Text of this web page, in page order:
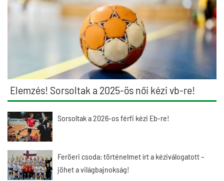
Elemzés! Sorsoltak a 2025-ös női kézi vb-re!
Sorsoltak a 2026-os férfi kézi Eb-re!
Feröeri csoda: történelmet írt a kéziválogatott –
jöhet a világbajnokság!